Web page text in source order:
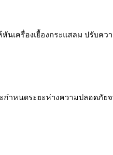
นเครื่องเยื้องกระแสลม ปรับ
หนดระยะห่างความปลอดภัย